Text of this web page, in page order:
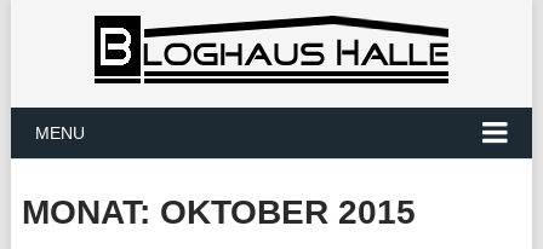
MENU
MONAT: OKTOBER 2015